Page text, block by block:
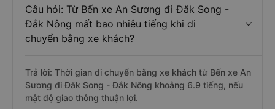
Câu hỏi: Từ Bến xe An Sương đi Đăk Song -
Đắk Nông mất bao nhiêu tiếng khi di
chuyển bằng xe khách?
Trả lời: Thời gian di chuyển bằng xe khách từ Bến xe An
Sương đi Đăk Song - Đắk Nông khoảng 6.9 tiếng, nếu
mật độ giao thông thuận lợi.